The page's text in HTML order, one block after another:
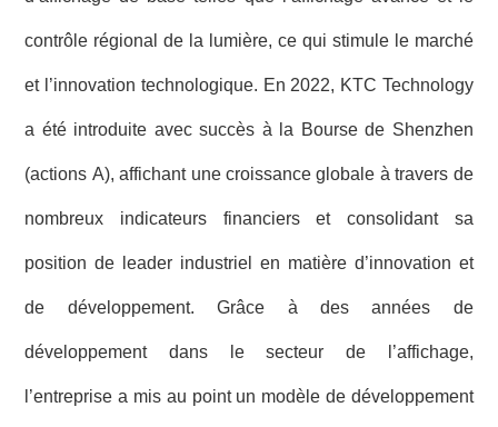
contrôle régional de la lumière, ce qui stimule le marché
et l’innovation technologique. En 2022, KTC Technology
a été introduite avec succès à la Bourse de Shenzhen
(actions A), affichant une croissance globale à travers de
nombreux indicateurs financiers et consolidant sa
position de leader industriel en matière d’innovation et
de développement. Grâce à des années de
développement dans le secteur de l’affichage,
l’entreprise a mis au point un modèle de développement